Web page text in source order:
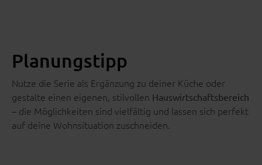
Planungstipp
Nutze die Serie als Ergänzung zu deiner Küche oder
gestalte einen eigenen, stilvollen Hauswirtschaftsbereich
– die Möglichkeiten sind vielfältig und lassen sich perfekt
auf deine Wohnsituation zuschneiden.